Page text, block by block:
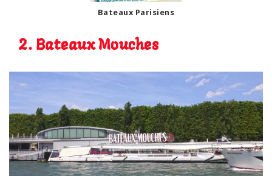
Bateaux Parisiens
2. Bateaux Mouches